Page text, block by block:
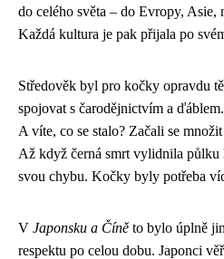
do celého světa – do Evropy, Asie,
Každá kultura je pak přijala po
Středověk byl pro kočky opravdu
spojovat s čarodějnictvím a
A víte, co se stalo? Začali se
Až když černá smrt vylidnila
svou chybu. Kočky byly potřeba
V Japonsku a Číně to bylo úplně
respektu po celou dobu. Japonci